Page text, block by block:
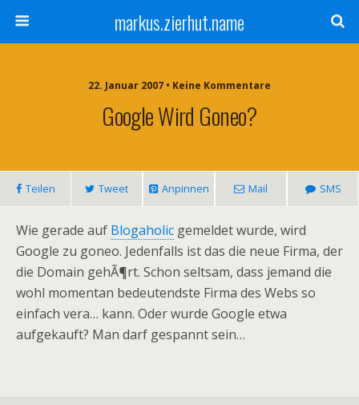
markus.zierhut.name
22. Januar 2007 • Keine Kommentare
Google Wird Goneo?
Teilen Tweet Anpinnen Mail SMS
Wie gerade auf Blogaholic gemeldet wurde, wird
Google zu goneo. Jedenfalls ist das die neue Firma, der
die Domain gehÃ¶rt. Schon seltsam, dass jemand die
wohl momentan bedeutendste Firma des Webs so
einfach vera… kann. Oder wurde Google etwa
aufgekauft? Man darf gespannt sein…